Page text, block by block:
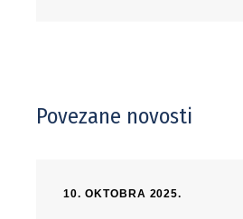
Povezane novosti
10. OKTOBRA 2025.